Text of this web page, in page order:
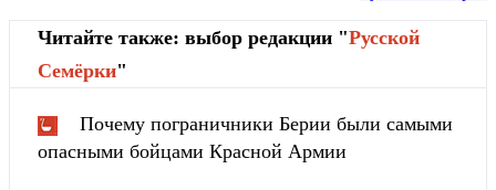
Читайте также: выбор редакции "Русской
Cемёрки"
Почему пограничники Берии были самыми
опасными бойцами Красной Армии